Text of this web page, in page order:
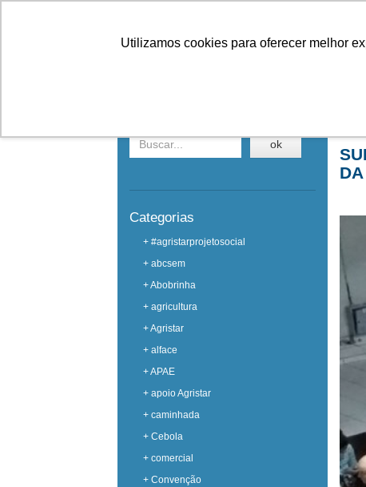
Utilizamos cookies para oferecer melhor
ok
Categorias
+ #agristarprojetosocial
+ abcsem
+ Abobrinha
+ agricultura
+ Agristar
+ alface
+ APAE
+ apoio Agristar
+ caminhada
+ Cebola
+ comercial
+ Convenção